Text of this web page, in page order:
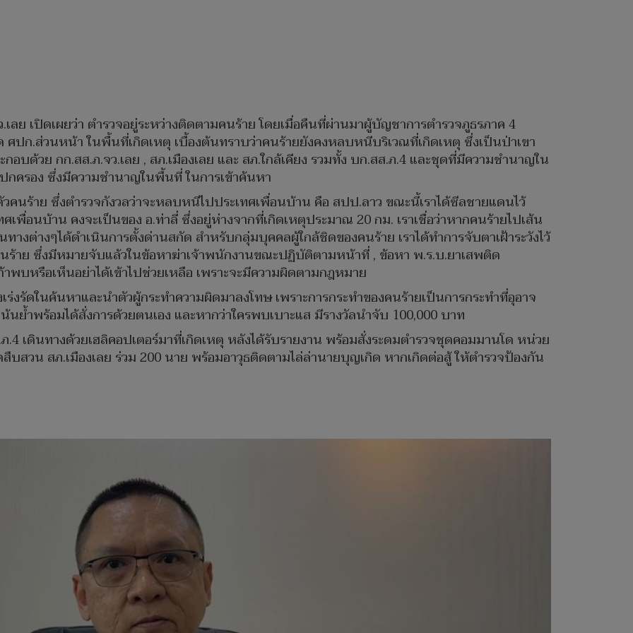
ลย เปิดเผยว่า ตำรวจอยู่ระหว่างติดตามคนร้าย โดยเมื่อคืนที่ผ่านมาผู้บัญชาการตำรวจภูธรภาค 4
ศปก.ส่วนหน้า ในพื้นที่เกิดเหตุ เบื้องต้นทราบว่าคนร้ายยังคงหลบหนีบริเวณที่เกิดเหตุ ซึ่งเป็นป่าเขา
บด้วย กก.สส.ภ.จว.เลย , สภ.เมืองเลย และ สภ.ใกล้เคียง รวมทั้ง บก.สส.ภ.4 และชุดที่มีความชำนาญใน
ครอง ซึ่งมีความชำนาญในพื้นที่ ในการเข้าค้นหา
คนร้าย ซึ่งตำรวจกังวลว่าจะหลบหนีไปประเทศเพื่อนบ้าน คือ สปป.ลาว ขณะนี้เราได้ซีลชายแดนไว้
พื่อนบ้าน คงจะเป็นของ อ.ท่าลี่ ซึ่งอยู่ห่างจากที่เกิดเหตุประมาณ 20 กม. เราเชื่อว่าหากคนร้ายไปเส้น
งต่างๆได้ดำเนินการตั้งด่านสกัด สำหรับกลุ่มบุคคลผู้ใกล้ชิดของคนร้าย เราได้ทำการจับตาเฝ้าระวังไว้
าย ซึ่งมีหมายจับแล้วในข้อหาฆ่าเจ้าพนักงานขณะปฏิบัติตามหน้าที่ , ข้อหา พ.ร.บ.ยาเสพติด
พบหรือเห็นอย่าได้เข้าไปช่วยเหลือ เพราะจะมีความผิดตามกฎหมาย
ร่งรัดในค้นหาและนำตัวผู้กระทำความผิดมาลงโทษ เพราะการกระทำของคนร้ายเป็นการกระทำที่อุอาจ
นย้ำพร้อมได้สั่งการด้วยตนเอง และหากว่าใครพบเบาะแส มีรางวัลนำจับ 100,000 บาท
เดินทางด้วยเฮลิคอปเตอร์มาที่เกิดเหตุ หลังได้รับรายงาน พร้อมสั่งระดมตำรวจชุดคอมมานโด หน่วย
วน สภ.เมืองเลย ร่วม 200 นาย พร้อมอาวุธติดตามไล่ล่านายบุญเกิด หากเกิดต่อสู้ ให้ตำรวจป้องกัน